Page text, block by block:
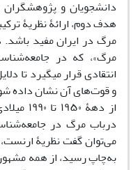
دانشجویان و پژوهشگران
هدف دوم، ارائۀ نظریۀ
مرگ در ایران مفید باشد.
مرگ»، که در
انتقادی قرار می­گیرد
و قو‌ت‌های آن نشان داده
از دهۀ
درباب مرگ در
می‌توان گفت نظریۀ